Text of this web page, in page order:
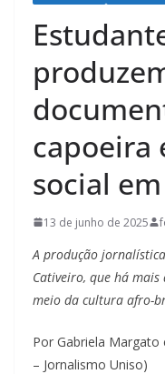
capoeira
social
13 de junho de 2025
A produção
Cativeiro, que há
meio da cultura afro-
Por Gabriela Margato
– Jornalismo Uniso)